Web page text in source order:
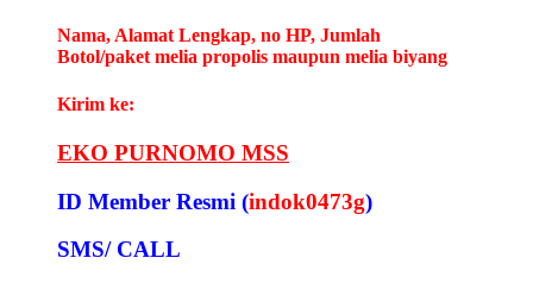
Nama, Alamat Lengkap, no HP, Jumlah
Botol/paket melia propolis maupun melia biyang
Kirim ke:
EKO PURNOMO MSS
ID Member Resmi (indok0473g)
SMS/ CALL